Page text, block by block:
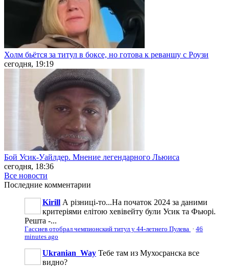
Холм бьётся за титул в боксе, но готова к реваншу с Роузи
сегодня, 19:19
Бой Усик-Уайлдер. Мнение легендарного Льюиса
сегодня, 18:36
Все новости
Последние комментарии
Kirill А різниці-то...На початок 2024 за даними
критеріями елітою хевівейту були Усик та Фьюрі.
Решта -...
Гассиев отобрал чемпионский титул у 44-летнего Пулева · 46
minutes ago
Ukranian_Way Тебе там из Мухосранска все
видно?